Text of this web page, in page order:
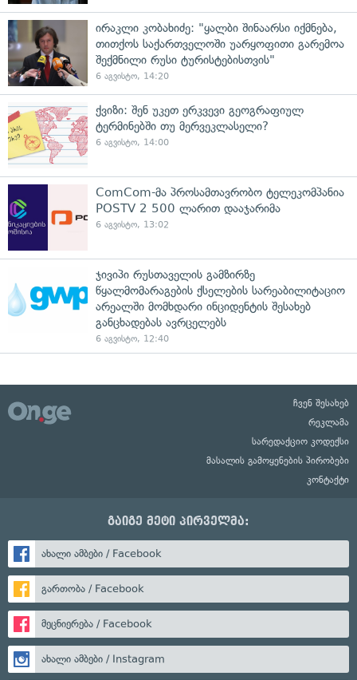
ირაკლი კობახიძე: "ყალბი შინაარსი იქმნება,
თითქოს საქართველოში უარყოფითი გარემოა
შექმნილი რუსი ტურისტებისთვის"
6 აგვისტო, 14:20
ქვიზი: შენ უკეთ ერკვევი გეოგრაფიულ
ტერმინებში თუ მერვეკლასელი?
6 აგვისტო, 14:00
ComCom-მა პროსამთავრობო ტელეკომპანია
POSTV 2 500 ლარით დააჯარიმა
6 აგვისტო, 13:02
ჯივიპი რუსთაველის გამზირზე
წყალმომარაგების ქსელების სარეაბილიტაციო
არეალში მომხდარი ინციდენტის შესახებ
განცხადებას ავრცელებს
6 აგვისტო, 12:40
ჩვენ შესახებ
რეკლამა
სარედაქციო კოდექსი
მასალის გამოყენების პირობები
კონტაქტი
გაიგე მეტი პირველმა:
ახალი ამბები / Facebook
გართობა / Facebook
მეცნიერება / Facebook
ახალი ამბები / Instagram